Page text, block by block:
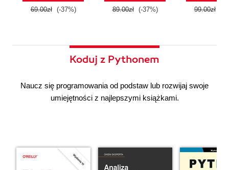
69.00zł (-37%) 89.00zł (-37%) 99.00zł
Koduj z Pythonem
Naucz się programowania od podstaw lub rozwijaj swoje
umiejętności z najlepszymi książkami.